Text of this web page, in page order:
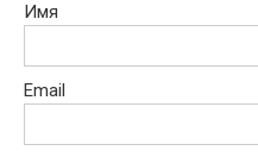
Имя
Email